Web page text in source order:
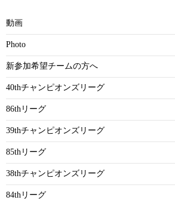
動画
Photo
新参加希望チームの方へ
40thチャンピオンズリーグ
86thリーグ
39thチャンピオンズリーグ
85thリーグ
38thチャンピオンズリーグ
84thリーグ